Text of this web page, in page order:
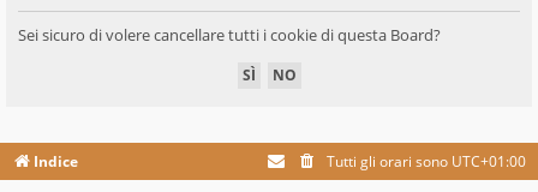
Sei sicuro di volere cancellare tutti i cookie di questa Board?
Indice Tutti gli orari sono UTC+01:00